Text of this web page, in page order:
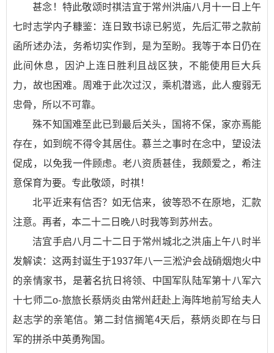
甚念！特此敬颂时祺洁宜于常州洪庙八月十一日上午
七时志学内子糠鉴：连日致书谅已躬览，先后汇带之款前
函所述办法，务希切实作到，是为至盼。我等于本日仍在
此间休息，因沪上连日胜利且战区狭，不能使用巨大兵
力，故也困难。周难于此次过汉，乘机潜逃，此人瘦弱无
忠骨，所以不可靠。
殊不知国难至此已到最后关头，国将不保，家亦焉能
存在，如到皖不得令其居住。慕兰之事时在念中，望设法
促成，以免我一件顾虑。老八资质甚佳，我颇爱之，希注
意保育为要。专此敬颂，时祺！
北平近来有信否？如无信来，彼等恐不在原地，汇款
注意。再者，本二十二日晚八时我等到苏州去。
洁宜手启八月二十二日于常州城北之洪庙上午八时半
发解读：这两封诞生于1937年八一三淞沪会战硝烟炮火中
的亲情家书，是著名抗日将领、中国军队陆军第十八军六
十七师二o-旅旅长蔡炳炎由常州赶赴上海阵地前写给夫人
赵志学的亲笔信。第二封信搁笔4天后，蔡炳炎即在与日
军的拼杀中英勇殉国。